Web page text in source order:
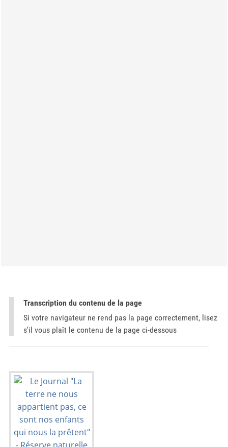
Transcription du contenu de la page
Si votre navigateur ne rend pas la page correctement, lisez
s'il vous plaît le contenu de la page ci-dessous